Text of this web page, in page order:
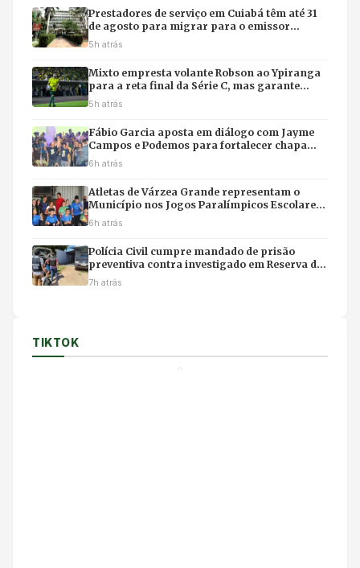
Prestadores de serviço em Cuiabá têm até 31
de agosto para migrar para o emissor
nacional de nota fiscal
5h atrás
Mixto empresta volante Robson ao Ypiranga
para a reta final da Série C, mas garante
retorno para 2027
5h atrás
Fábio Garcia aposta em diálogo com Jayme
Campos e Podemos para fortalecer chapa
com Pivetta
6h atrás
Atletas de Várzea Grande representam o
Município nos Jogos Paralímpicos Escolares
de Mato Grosso
6h atrás
Polícia Civil cumpre mandado de prisão
preventiva contra investigado em Reserva do
Cabaçal
7h atrás
TIKTOK